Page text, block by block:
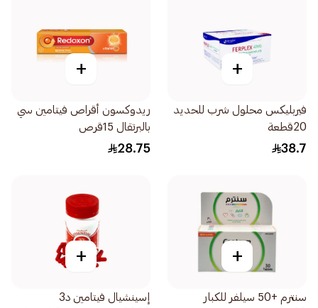
+
فيربليكس محلول شرب للحديد
20قطعة
38.7
+
ريدوكسون أقراص فيتامين سي
بالبرتقال 15قرص
28.75
+
سنترم +50 سيلفر للكبار
+
إسينشيال فيتامين د3